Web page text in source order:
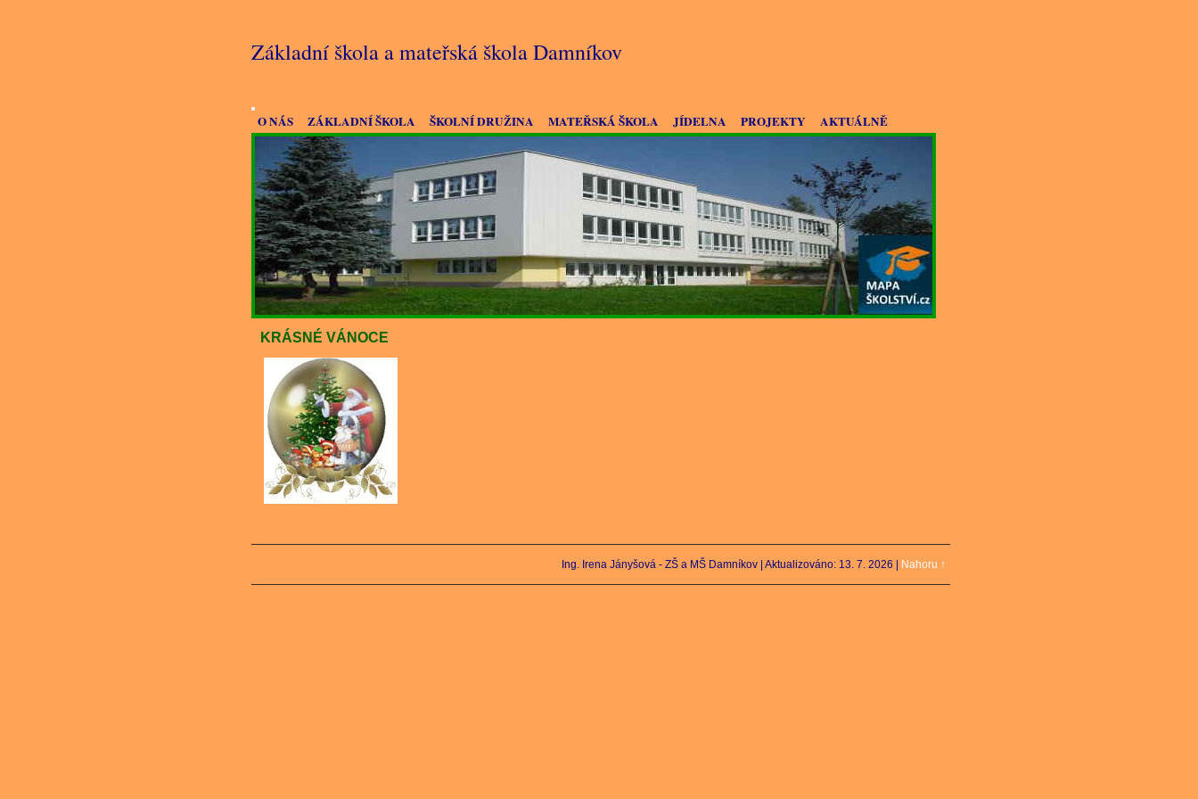
O NÁS ZÁKLADNÍ ŠKOLA ŠKOLNÍ DRUŽINA MATEŘSKÁ ŠKOLA JÍDELNA PROJEKTY AKTUÁLNĚ
Základní škola a mateřská škola Damníkov
KRÁSNÉ VÁNOCE
Ing. Irena Jányšová - ZŠ a MŠ Damníkov | Aktualizováno: 13. 7. 2026 Nahoru ↑